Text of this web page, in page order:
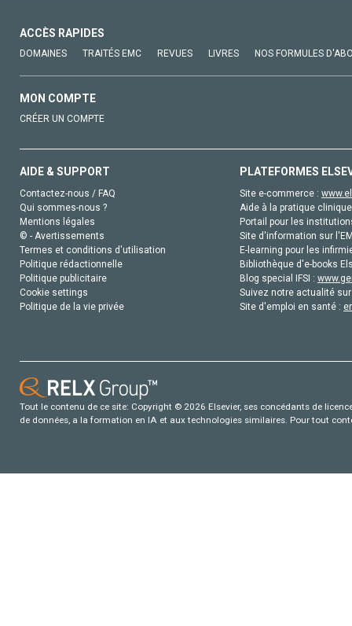
ACCÈS RAPIDES
DOMAINES TRAITÉS EMC REVUES LIVRES NOS FORMULES
MON COMPTE
CRÉER UN COMPTE
AIDE & SUPPORT
Contactez-nous / FAQ
Qui sommes-nous ?
Mentions légales
© - Avertissements
Termes et conditions d'utilisation
Politique rédactionnelle
Politique publicitaire
Cookie settings
Politique de la vie privée
PLATEFORMES
Site e-commerce :
Aide à la pratique
Portail pour les
Site d'information sur
E-learning pour les
Bibliothèque d'e-books
Blog special IFSI :
Suivez notre actualité
Site d'emploi en santé :
Tout le contenu de ce site: Copyright © 2026 Elsevier, ses concédants de
de données, a la formation en IA et aux technologies similaires. Pour tout